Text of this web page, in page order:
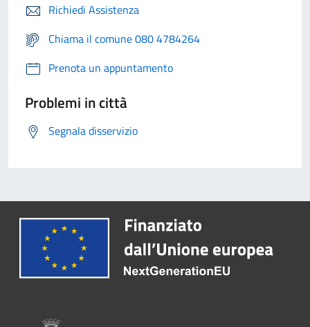
Richiedi Assistenza
Chiama il comune 080 4784264
Prenota un appuntamento
Problemi in città
Segnala disservizio